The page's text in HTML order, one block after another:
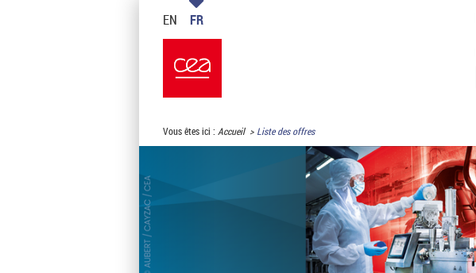
EN FR
Vous êtes ici : Accueil Liste des offres